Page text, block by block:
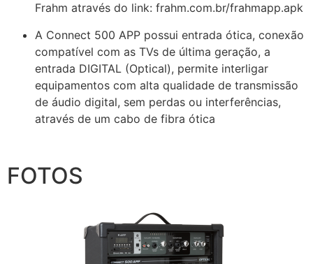
Frahm através do link: frahm.com.br/frahmapp.apk
A Connect 500 APP possui entrada ótica, conexão
compatível com as TVs de última geração, a
entrada DIGITAL (Optical), permite interligar
equipamentos com alta qualidade de transmissão
de áudio digital, sem perdas ou interferências,
através de um cabo de fibra ótica
FOTOS